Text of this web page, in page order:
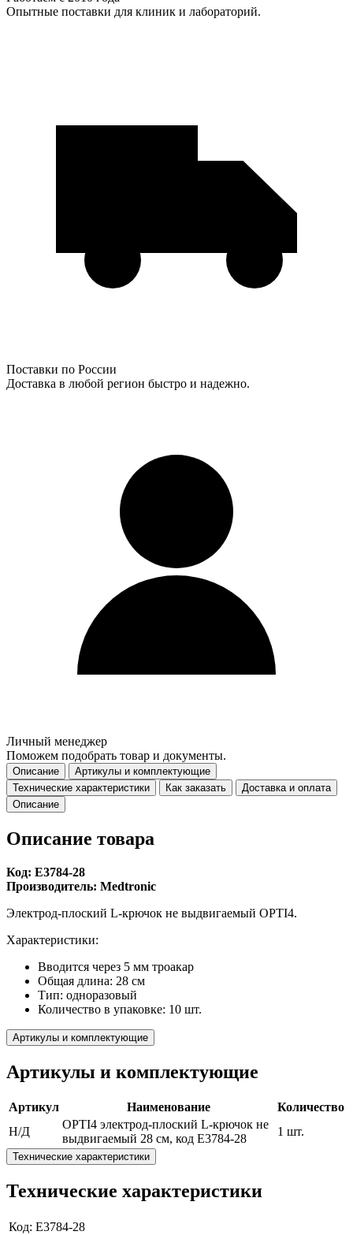
Опытные поставки для клиник и лабораторий.
Поставки по России
Доставка в любой регион быстро и надежно.
Личный менеджер
Поможем подобрать товар и документы.
Описание
Артикулы и комплектующие
Технические характеристики
Как заказать
Доставка и оплата
Описание
Описание товара
Код: E3784-28
Производитель: Medtronic
Электрод-плоский L-крючок не выдвигаемый OPTI4.
Характеристики:
Вводится через 5 мм троакар
Общая длина: 28 см
Тип: одноразовый
Количество в упаковке: 10 шт.
Артикулы и комплектующие
Артикулы и комплектующие
Артикул Наименование
Количество
Н/Д
OPTI4 электрод-плоский L-крючок не
выдвигаемый 28 см, код E3784-28
1 шт.
Технические характеристики
Технические характеристики
Код: E3784-28